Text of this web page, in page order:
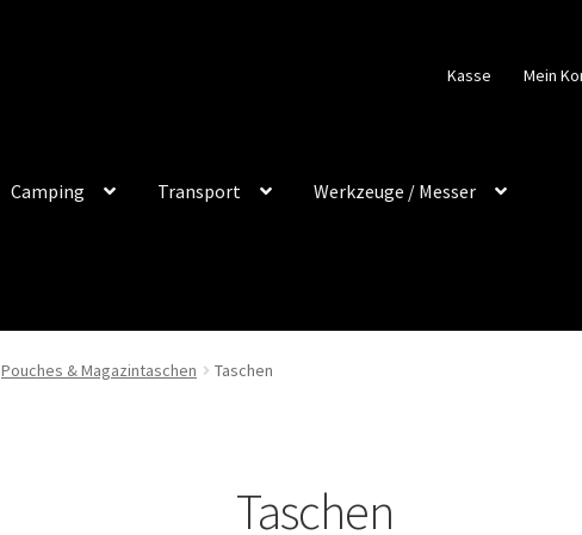
Kasse Mein
Camping Transport Werkzeuge / Messer
Pouches & Magazintaschen Taschen
Taschen